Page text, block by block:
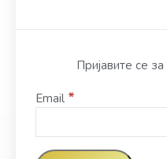
Пријавите се за
Email *